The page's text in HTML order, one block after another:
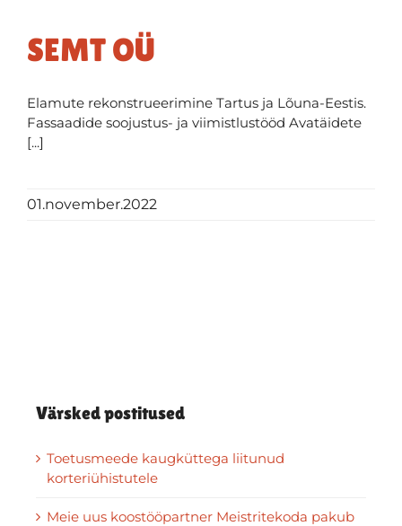
SEMT OÜ
Elamute rekonstrueerimine Tartus ja Lõuna-Eestis.
Fassaadide soojustus- ja viimistlustööd Avatäidete
[...]
01.november.2022
Värsked postitused
Toetusmeede kaugküttega liitunud
korteriühistutele
Meie uus koostööpartner Meistritekoda pakub